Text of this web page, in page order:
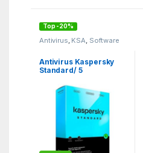
Top -20%
Antivirus, KSA, Software
Antivirus Kaspersky
Standard/ 5